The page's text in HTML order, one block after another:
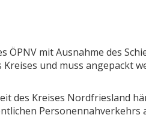
ÖPNV mit Ausnahme des
und muss angepackt
des Kreises Nordfriesland
Personennahverkehrs